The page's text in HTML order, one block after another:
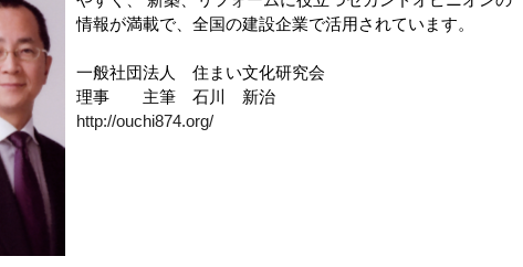
情報が満載で、全国の建設企業で活用されています。
一般社団法人 住まい文化研究会
理事 主筆 石川 新治
http://ouchi874.org/